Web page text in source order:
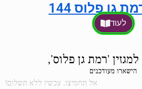
גן פלוס 144
לעוד
'רמת גן פלוס',
הישארו מעודכנים
אל תחמיצו, עכשיו ללא תשלום!